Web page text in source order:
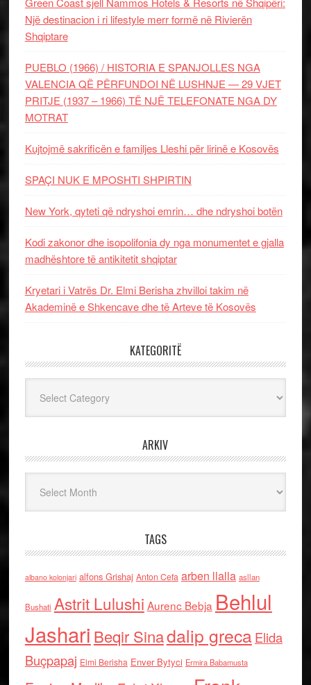
Një destinacion i ri lifestyle merr formë në Rivierën
Shqiptare
PUEBLO (1966) / HISTORIA E SPANJOLLES NGA
VALENCIA QË PËRFUNDOI NË LUSHNJE — 29 VJET
PRITJE (1937 – 1966) TË NJË TELEFONATE NGA DY
MOTRAT
Kujtojmë sakrificën e familjes Lleshi për lirinë e Kosovës
SPAÇI NUK E MPOSHTI SHPIRTIN
New York, qyteti që ndryshoi emrin… dhe ndryshoi botën
Kodi zakonor dhe isopolifonia dy nga monumentet e gjalla
madhështore të antikitetit shqiptar
Kryetari i Vatrës Dr. Elmi Berisha zhvilloi takim në
Akademinë e Shkencave dhe të Arteve të Kosovës
KATEGORITË
ARKIV
TAGS
albano kolonjari alfons Grishaj Anton Cefa arben llalla asllan
Bushati Astrit Lulushi Aurenc Bebja Behlul
Jashari Beqir Sinadalip grecaElida
Buçpapaj Elmi Berisha Enver Bytyci Ermira Babamusta